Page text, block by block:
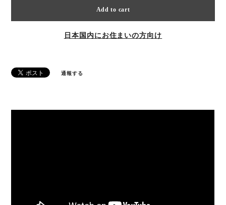
Add to cart
日本国内にお住まいの方向け
通報する